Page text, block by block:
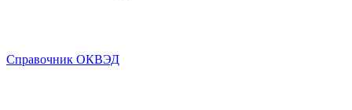
Справочник ОКВЭД